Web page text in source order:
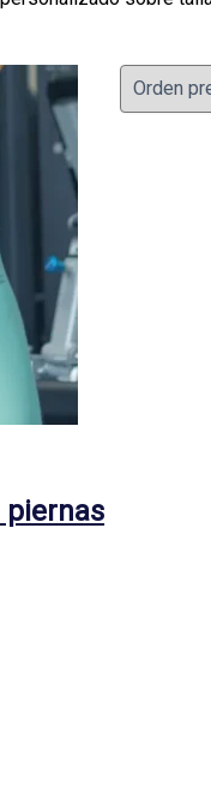
piernas